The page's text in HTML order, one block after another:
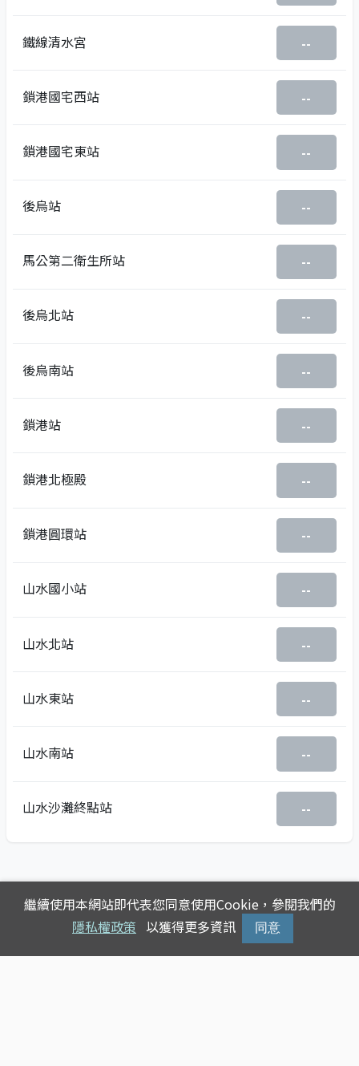
鐵線清水宮 --
鎖港國宅西站 --
鎖港國宅東站 --
後烏站 --
馬公第二衛生所站 --
後烏北站 --
後烏南站 --
鎖港站 --
鎖港北極殿 --
鎖港圓環站 --
山水國小站 --
山水北站 --
山水東站 --
山水南站 --
山水沙灘終點站 --
繼續使用本網站即代表您同意使用Cookie，參閱我們的
隱私權政策 以獲得更多資訊 同意